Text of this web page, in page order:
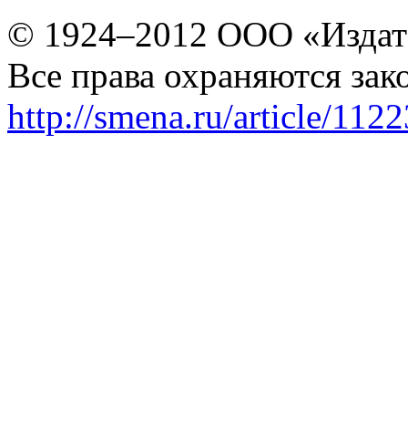
© 1924–2012 ООО
Все права охраняются
http://smena.ru/article/